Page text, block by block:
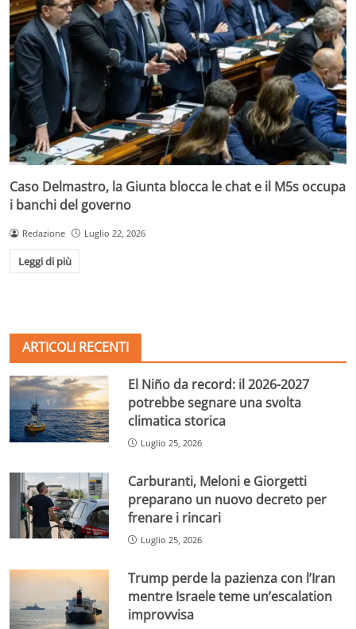
Caso Delmastro, la Giunta blocca le chat e il M5s occupa
i banchi del governo
Redazione Luglio 22, 2026
Leggi di più
ARTICOLI RECENTI
El Niño da record: il 2026-2027
potrebbe segnare una svolta
climatica storica
Luglio 25, 2026
Carburanti, Meloni e Giorgetti
preparano un nuovo decreto per
frenare i rincari
Luglio 25, 2026
Trump perde la pazienza con l’Iran
mentre Israele teme un’escalation
improvvisa